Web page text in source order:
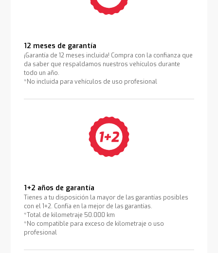
12 meses de garantía
¡Garantía de 12 meses incluida! Compra con la confianza que
da saber que respaldamos nuestros vehículos durante
todo un año.
*No incluida para vehículos de uso profesional
1+2 años de garantía
Tienes a tu disposición la mayor de las garantías posibles
con el 1+2. Confía en la mejor de las garantías.
*Total de kilometraje 50.000 km
*No compatible para exceso de kilometraje o uso
profesional